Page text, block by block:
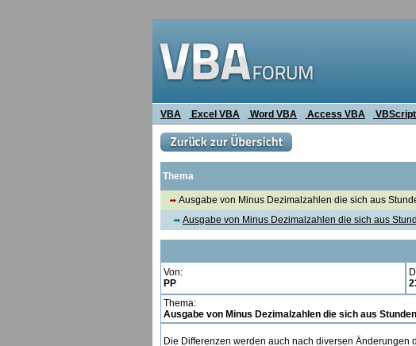
VBA Excel VBA Word VBA Access VBA VBScript
Thema
Ausgabe von Minus Dezimalzahlen die sich aus
Ausgabe von Minus Dezimalzahlen die sich aus
Von:
PP
Thema:
Ausgabe von Minus Dezimalzahlen die sich aus
Die Differenzen werden auch nach diversen Änderungen